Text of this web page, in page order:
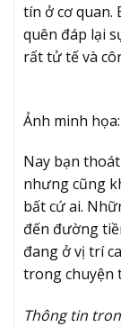
tín ở cơ quan.
quên đáp lại
rất tử tế và
Ảnh minh
Nay bạn
nhưng cũng
bất cứ ai.
đến đường
đang ở vị trí
trong chuyện
Thông tin